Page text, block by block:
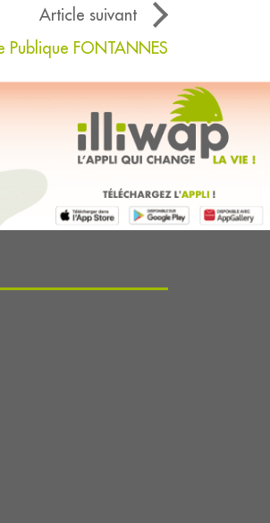
Article suivant
Publique FONTANNES